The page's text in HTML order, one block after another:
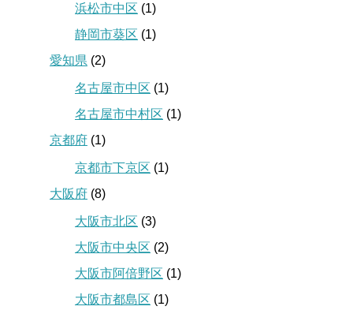
浜松市中区 (1)
静岡市葵区 (1)
愛知県 (2)
名古屋市中区 (1)
名古屋市中村区 (1)
京都府 (1)
京都市下京区 (1)
大阪府 (8)
大阪市北区 (3)
大阪市中央区 (2)
大阪市阿倍野区 (1)
大阪市都島区 (1)